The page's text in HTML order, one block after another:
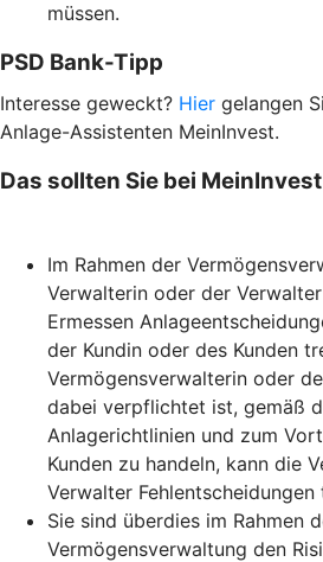
müssen.
PSD Bank-Tipp
Interesse geweckt? Hier gelangen
Anlage-Assistenten MeinInvest.
Das sollten Sie bei
Im Rahmen der
Verwalterin oder der
Ermessen
der Kundin oder des Kunden
Vermögensverwalterin oder
dabei verpflichtet ist, gemäß
Anlagerichtlinien und zum
Kunden zu handeln, kann die
Verwalter Fehlentscheidungen
Sie sind überdies im Rahmen
Vermögensverwaltung den